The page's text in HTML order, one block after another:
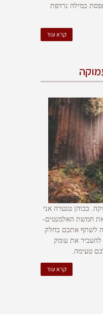
כמילה נרדפת
קרא עוד
ככוהן טנטרה אני
את חמשת האלמנטים-
לשתף אתכם בחלק
להעביר את עומק
טעימה.
קרא עוד